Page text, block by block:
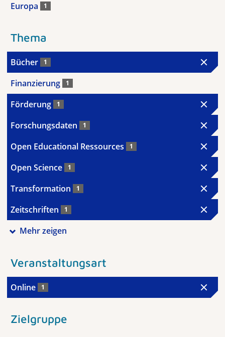
Europa 1
Thema
Bücher 1
Finanzierung 1
Förderung 1
Forschungsdaten 1
Open Educational Ressources 1
Open Science 1
Transformation 1
Zeitschriften 1
Mehr zeigen
Veranstaltungsart
Online 1
Zielgruppe